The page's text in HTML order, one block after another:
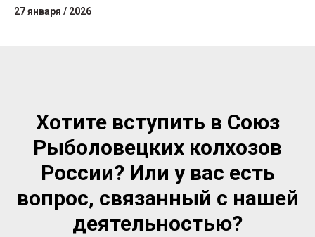
27 января / 2026
Хотите вступить в Союз
Рыболовецких колхозов
России? Или у вас есть
вопрос, связанный с нашей
деятельностью?